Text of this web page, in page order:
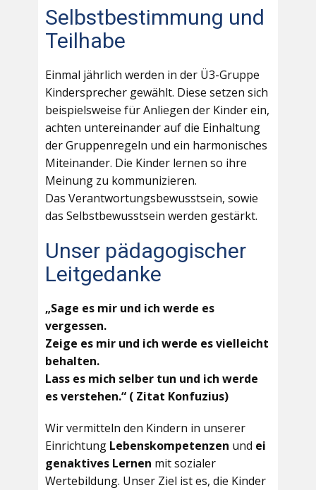
Selbstbestimmung und
Teilhabe
Einmal jährlich werden in der Ü3-Gruppe
Kindersprecher gewählt. Diese setzen sich
beispielsweise für Anliegen der Kinder ein,
achten untereinander auf die Einhaltung
der Gruppenregeln und ein harmonisches
Miteinander. Die Kinder lernen so ihre
Meinung zu kommunizieren.
Das Verantwortungsbewusstsein, sowie
das Selbstbewusstsein werden gestärkt.
Unser pädagogischer
Leitgedanke
„Sage es mir und ich werde es
vergessen.
Zeige es mir und ich werde es vielleicht
behalten.
Lass es mich selber tun und ich werde
es verstehen.“ ( Zitat Konfuzius)
Wir vermitteln den Kindern in unserer
Einrichtung Lebenskompetenzen und ei
genaktives Lernen mit sozialer
Wertebildung. Unser Ziel ist es, die Kinder